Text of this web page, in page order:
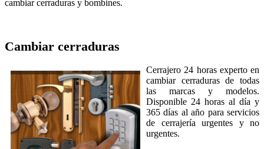
cambiar cerraduras y bombines.
Cambiar cerraduras
Cerrajero 24 horas experto en
cambiar cerraduras de todas
las marcas y modelos.
Disponible 24 horas al día y
365 días al año para servicios
de cerrajería urgentes y no
urgentes.